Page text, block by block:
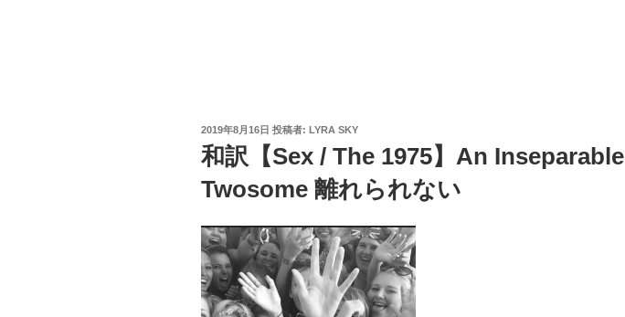
投
稿
日:
2019年8月16日 投稿者: LYRA SKY
和訳【Sex / The 1975】An Inseparable
Twosome 離れられない